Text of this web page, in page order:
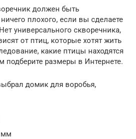
должен быть
плохого, если вы сделаете
универсального скворечника,
от птиц, которые хотят жить
какие птицы находятся
подберите размеры в Интернете.
домик для воробья,
мм